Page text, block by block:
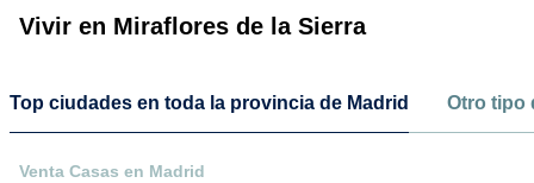
Vivir en Miraflores de la Sierra
Top ciudades en toda la provincia de Madrid Otro tipo
Venta Casas en Madrid